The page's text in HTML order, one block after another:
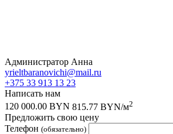
Администратор Анна
yrieltbaranovichi@mail.ru
+375 33 913 13 23
Написать нам
120 000.00 BYN 815.77 BYN/м2
Предложить свою цену
Телефон (обязательно)